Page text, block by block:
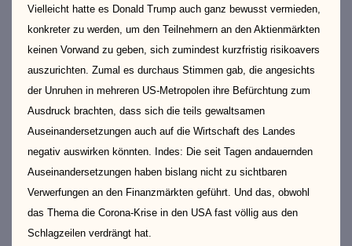
Vielleicht hatte es Donald Trump auch ganz bewusst vermieden,
konkreter zu werden, um den Teilnehmern an den Aktienmärkten
keinen Vorwand zu geben, sich zumindest kurzfristig risikoavers
auszurichten. Zumal es durchaus Stimmen gab, die angesichts
der Unruhen in mehreren US-Metropolen ihre Befürchtung zum
Ausdruck brachten, dass sich die teils gewaltsamen
Auseinandersetzungen auch auf die Wirtschaft des Landes
negativ auswirken könnten. Indes: Die seit Tagen andauernden
Auseinandersetzungen haben bislang nicht zu sichtbaren
Verwerfungen an den Finanzmärkten geführt. Und das, obwohl
das Thema die Corona-Krise in den USA fast völlig aus den
Schlagzeilen verdrängt hat.